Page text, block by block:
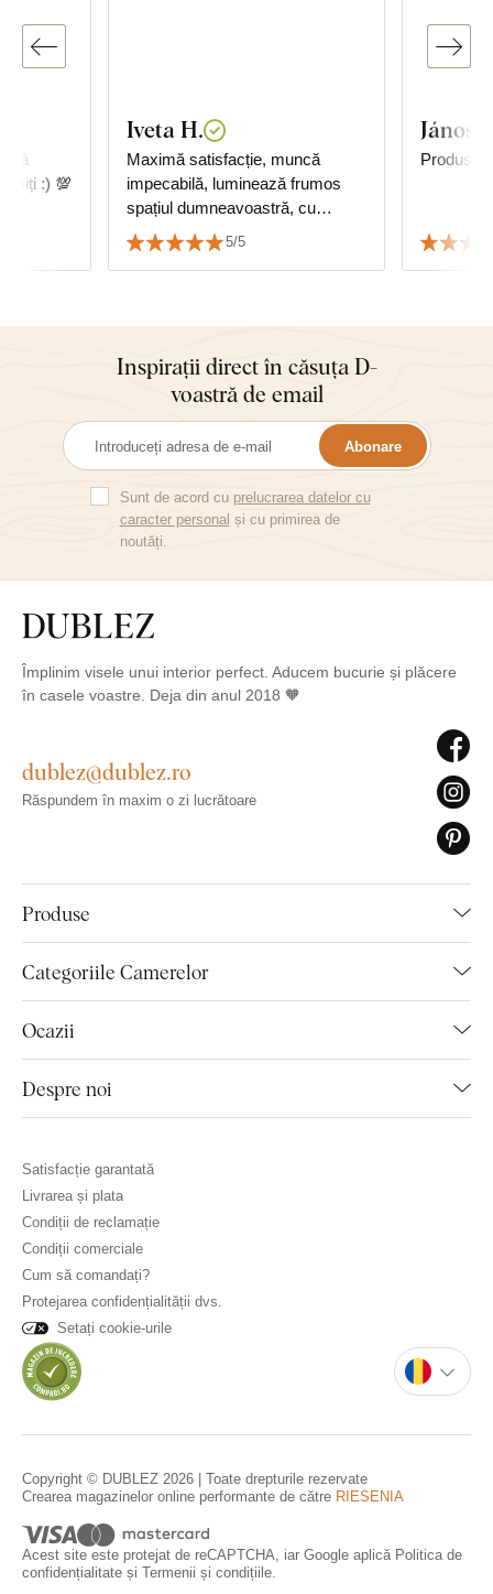
vă
:) 💯
Iveta H.
Maximă satisfacție, muncă
impecabilă, luminează frumos
spațiul dumneavoastră, cu
siguranță recomand.
5/5
János
Produs
Inspirații direct în căsuța D-
voastră de email
Abonare
Sunt de acord cu prelucrarea datelor cu
caracter personal și cu primirea de
noutăți.
Împlinim visele unui interior perfect. Aducem bucurie și plăcere
în casele voastre. Deja din anul 2018 🧡
Produse
Categoriile Camerelor
Ocazii
Despre noi
dublez@dublez.ro
Răspundem în maxim o zi lucrătoare
Satisfacție garantată
Livrarea și plata
Condiții de reclamație
Condiții comerciale
Cum să comandați?
Protejarea confidențialității dvs.
Setați cookie-urile
Copyright © DUBLEZ 2026 | Toate drepturile rezervate
Crearea magazinelor online performante de către RIESENIA
Acest site este protejat de reCAPTCHA, iar Google aplică Politica de
confidențialitate și Termenii și condițiile.